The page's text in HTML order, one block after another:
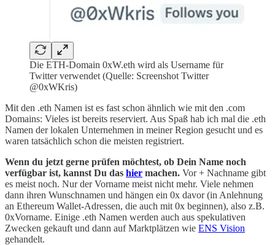
Die ETH-Domain 0xW.eth wird als Username für
Twitter verwendet (Quelle: Screenshot Twitter
@0xWKris)
Mit den .eth Namen ist es fast schon ähnlich wie mit den .com
Domains: Vieles ist bereits reserviert. Aus Spaß hab ich mal die .eth
Namen der lokalen Unternehmen in meiner Region gesucht und es
waren tatsächlich schon die meisten registriert.
Wenn du jetzt gerne prüfen möchtest, ob Dein Name noch
verfügbar ist, kannst Du das hier machen. Vor + Nachname gibt
es meist noch. Nur der Vorname meist nicht mehr. Viele nehmen
dann ihren Wunschnamen und hängen ein 0x davor (in Anlehnung
an Ethereum Wallet-Adressen, die auch mit 0x beginnen), also z.B.
0xVorname. Einige .eth Namen werden auch aus spekulativen
Zwecken gekauft und dann auf Marktplätzen wie ENS Vision
gehandelt.